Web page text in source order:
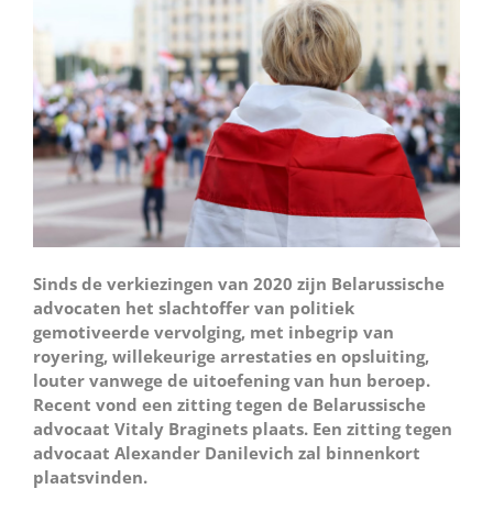
Sinds de verkiezingen van 2020 zijn Belarussische
advocaten het slachtoffer van politiek
gemotiveerde vervolging, met inbegrip van
royering, willekeurige arrestaties en opsluiting,
louter vanwege de uitoefening van hun beroep.
Recent vond een zitting tegen de Belarussische
advocaat Vitaly Braginets plaats. Een zitting tegen
advocaat Alexander Danilevich zal binnenkort
plaatsvinden.